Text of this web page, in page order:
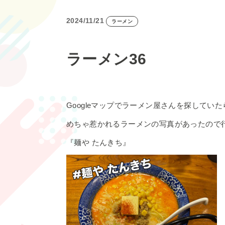
2024/11/21 ラーメン
ラーメン36
Googleマップでラーメン屋さんを探していた
めちゃ惹かれるラーメンの写真があったので
『麺や たんきち』